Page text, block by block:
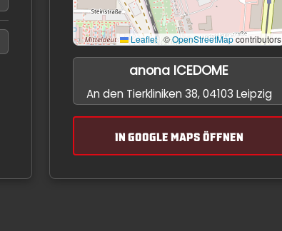
Leaflet |©OpenStreetMapcontributors
anona ICEDOME
An den Tierkliniken 38, 04103 Leipzig
IN GOOGLE MAPS ÖFFNEN